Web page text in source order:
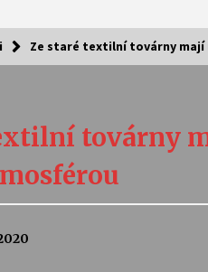
a Sukuba Ensemble
8. 2026
šedesátka: 28. 7.–1. 8.
7. 2026
Ze staré textilní továrny mají
továrny